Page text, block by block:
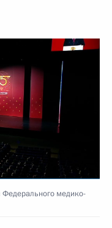
Федерального медико-